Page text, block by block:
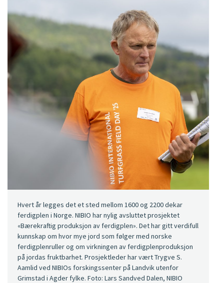
Hvert år legges det et sted mellom 1600 og 2200 dekar
ferdigplen i Norge. NIBIO har nylig avsluttet prosjektet
«Bærekraftig produksjon av ferdigplen». Det har gitt verdifull
kunnskap om hvor mye jord som følger med norske
ferdigplenruller og om virkningen av ferdigplenproduksjon
på jordas fruktbarhet. Prosjektleder har vært Trygve S.
Aamlid ved NIBIOs forskingssenter på Landvik utenfor
Grimstad i Agder fylke. Foto: Lars Sandved Dalen, NIBIO